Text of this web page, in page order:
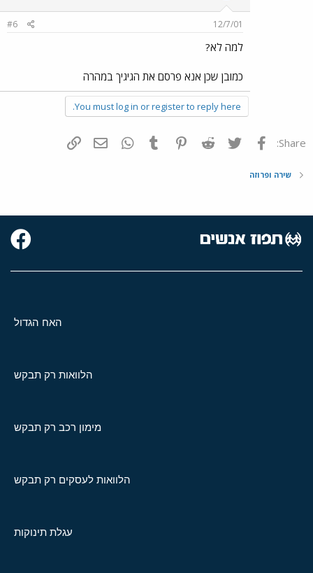
12/7/01
#6
למה לא?
כמובן שכן אנא פרסם את הגיגיך במהרה
You must log in or register to reply here.
Share: פייסבוק Twitter
Reddit
Pinterest
Tumblr
WhatsAppדואר אלקטרוני
שירה ופרוזה
האח הגדול
הלוואות רק תבקש
מימון רכב רק תבקש
הלוואות לעסקים רק תבקש
עגלת תינוקות